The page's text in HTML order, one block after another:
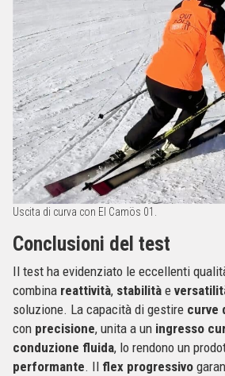
Uscita di curva con El Camös 01.
Conclusioni del test
Il test ha evidenziato le eccellenti
combina reattività, stabilità e
soluzione. La capacità di gestire curve
con precisione, unita a un ingresso
conduzione fluida, lo rendono un
performante. Il flex progressivo